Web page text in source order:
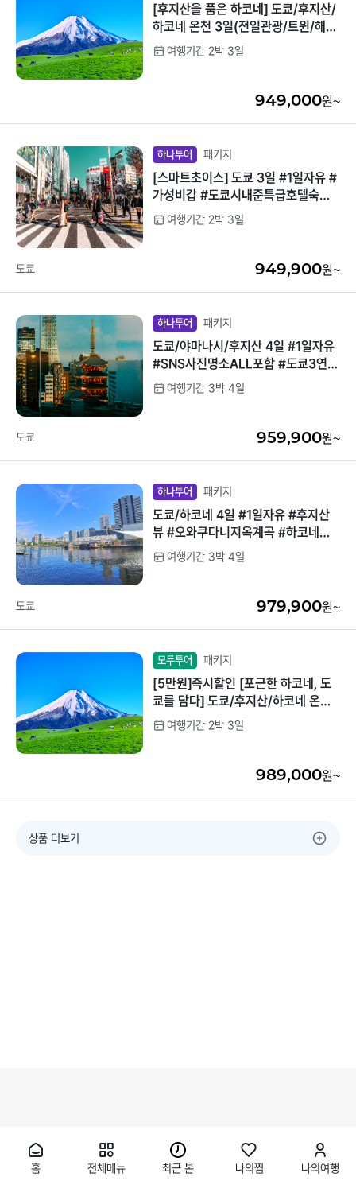
[후지산을 품은 하코네] 도쿄/후지산/
하코네 온천 3일(전일관광/트윈/해적
선탑승)
여행기간 2박 3일
949,000원~
하나투어 패키지
[스마트초이스] 도쿄 3일 #1일자유 #
가성비갑 #도쿄시내준특급호텔숙박
#호텔업그레이드
여행기간 2박 3일
도쿄 949,900원~
하나투어 패키지
도쿄/야마나시/후지산 4일 #1일자유
#SNS사진명소ALL포함 #도쿄3연박
#가성비
여행기간 3박 4일
도쿄 959,900원~
하나투어 패키지
도쿄/하코네 4일 #1일자유 #후지산
뷰 #오와쿠다니지옥계곡 #하코네해
적선 #하코네로프웨이 #하코네신사
여행기간 3박 4일
도쿄 979,900원~
모두투어 패키지
[5만원]즉시할인 [포근한 하코네, 도
쿄를 담다] 도쿄/후지산/하코네 온천
3일 (고품격/전일관광/해적선탑승/3
大특식)
여행기간 2박 3일
989,000원~
상품 더보기
홈 전체메뉴 최근 본 나의찜 나의여행